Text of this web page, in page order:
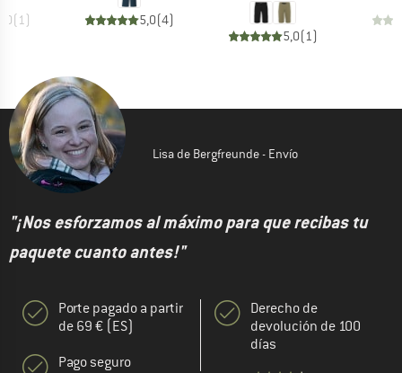
( 1) 5,0(4)
5,0( 1)
Lisa de Bergfreunde - Envío
"¡Nos esforzamos al máximo para que recibas tu
paquete cuanto antes!"
Porte pagado a partir
de 69 € (ES)
Pago seguro
Derecho de
devolución de 100
días